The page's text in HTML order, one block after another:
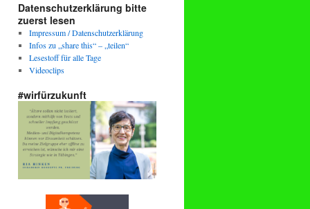
Datenschutzerklärung bitte
zuerst lesen
Impressum / Datenschutzerklärung
Infos zu „share this“ – „teilen“
Lesestoff für alle Tage
Videoclips
#wirfürzukunft